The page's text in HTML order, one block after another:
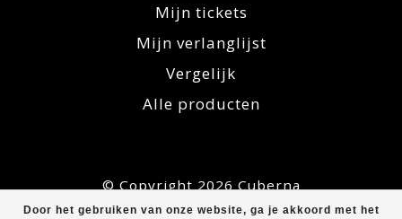
Door het gebruiken van onze website, ga je akkoord met het
Mijn tickets
Mijn verlanglijst
Vergelijk
Alle producten
© Copyright 2026 Cuberna